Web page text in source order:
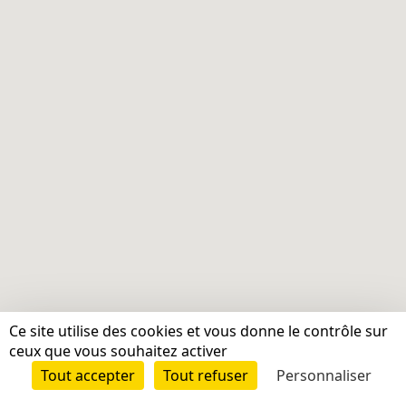
Ce site utilise des cookies et vous donne le contrôle sur
ceux que vous souhaitez activer
Tout accepter
Tout refuser Personnaliser